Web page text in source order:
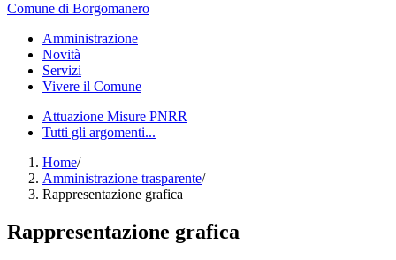
Comune di Borgomanero
Amministrazione
Novità
Servizi
Vivere il Comune
Attuazione Misure PNRR
Tutti gli argomenti...
Home/
Amministrazione trasparente/
Rappresentazione grafica
Rappresentazione grafica